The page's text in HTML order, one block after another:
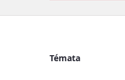
Témata